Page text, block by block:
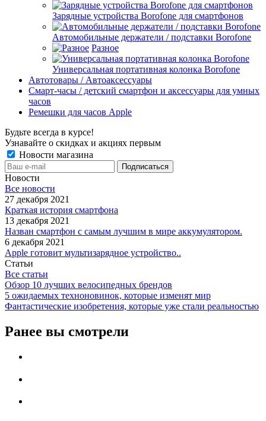
Зарядные устройства Borofone для смартфонов
Автомобильные держатели / подставки Borofone
Разное
Универсальная портативная колонка Borofone
Автотовары / Автоаксессуары
Смарт-часы / детский смартфон и аксессуары для умных
часов
Ремешки для часов Apple
Будьте всегда в курсе!
Узнавайте о скидках и акциях первым
Новости магазина
Новости
Все новости
27 декабря 2021
Краткая история смартфона
13 декабря 2021
Назван смартфон с самым лучшим в мире аккумулятором.
6 декабря 2021
Apple готовит мультизарядное устройство..
Статьи
Все статьи
Обзор 10 лучших велосипедных брендов
5 ожидаемых техноновинок, которые изменят мир
Фантастические изобретения, которые уже стали реальностью
Ранее вы смотрели